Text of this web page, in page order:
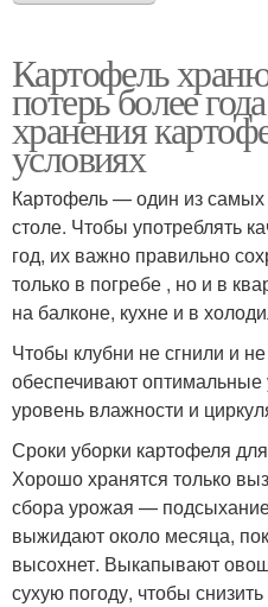
Картофель
потерь более
хранения
условиях
Картофель — один из
столе. Чтобы употреблять
год, их важно правильно
только в погребе , но и в
на балконе, кухне и в
Чтобы клубни не сгнили и
обеспечивают оптимальные
уровень влажности и
Сроки уборки картофеля
Хорошо хранятся только
сбора урожая —
выжидают около месяца,
высохнет. Выкапывают
сухую погоду, чтобы